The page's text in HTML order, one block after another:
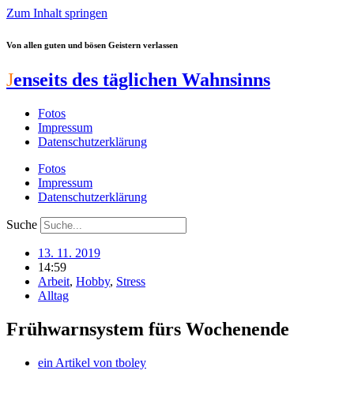
Zum Inhalt springen
Von allen guten und bösen Geistern verlassen
Jenseits des täglichen Wahnsinns
Fotos
Impressum
Datenschutzerklärung
Fotos
Impressum
Datenschutzerklärung
Suche
13. 11. 2019
14:59
Arbeit, Hobby, Stress
Alltag
Frühwarnsystem fürs Wochenende
ein Artikel von tboley